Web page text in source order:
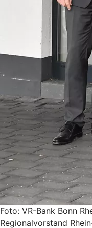
Foto: VR-Bank Bonn
Regionalvorstand